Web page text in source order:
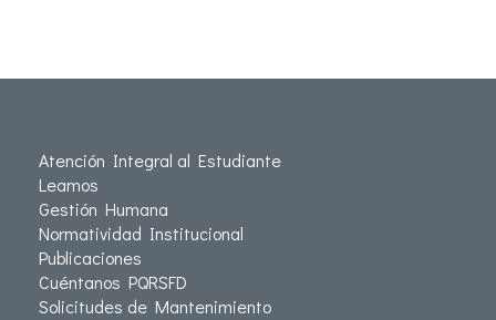
Atención Integral al Estudiante
Leamos
Gestión Humana
Normatividad Institucional
Publicaciones
Cuéntanos PQRSFD
Solicitudes de Mantenimiento